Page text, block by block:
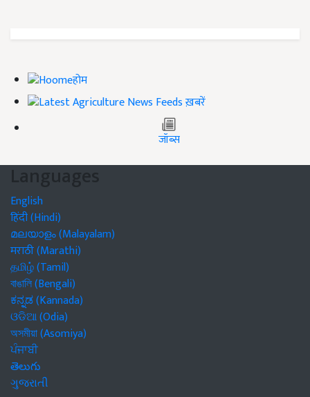
होम
ख़बरें
जॉब्स
Languages
English
हिंदी (Hindi)
മലയാളം (Malayalam)
मराठी (Marathi)
தமிழ் (Tamil)
বাঙালি (Bengali)
ಕನ್ನಡ (Kannada)
ଓଡିଆ (Odia)
অসমীয়া (Asomiya)
ਪੰਜਾਬੀ
తెలుగు
ગુજરાતી